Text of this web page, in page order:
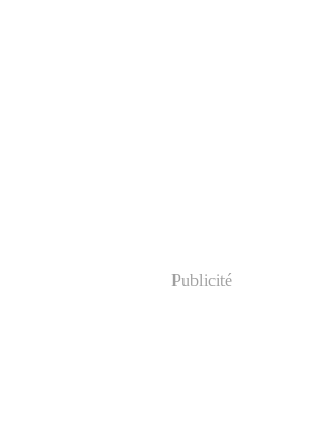
Publicité